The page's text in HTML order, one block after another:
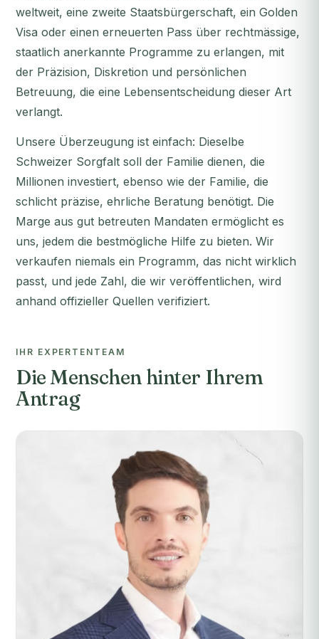
weltweit, eine zweite Staatsbürgerschaft, ein Golden
Visa oder einen erneuerten Pass über rechtmässige,
staatlich anerkannte Programme zu erlangen, mit
der Präzision, Diskretion und persönlichen
Betreuung, die eine Lebensentscheidung dieser Art
verlangt.
Unsere Überzeugung ist einfach: Dieselbe
Schweizer Sorgfalt soll der Familie dienen, die
Millionen investiert, ebenso wie der Familie, die
schlicht präzise, ehrliche Beratung benötigt. Die
Marge aus gut betreuten Mandaten ermöglicht es
uns, jedem die bestmögliche Hilfe zu bieten. Wir
verkaufen niemals ein Programm, das nicht wirklich
passt, und jede Zahl, die wir veröffentlichen, wird
anhand offizieller Quellen verifiziert.
IHR EXPERTENTEAM
Die Menschen hinter Ihrem
Antrag